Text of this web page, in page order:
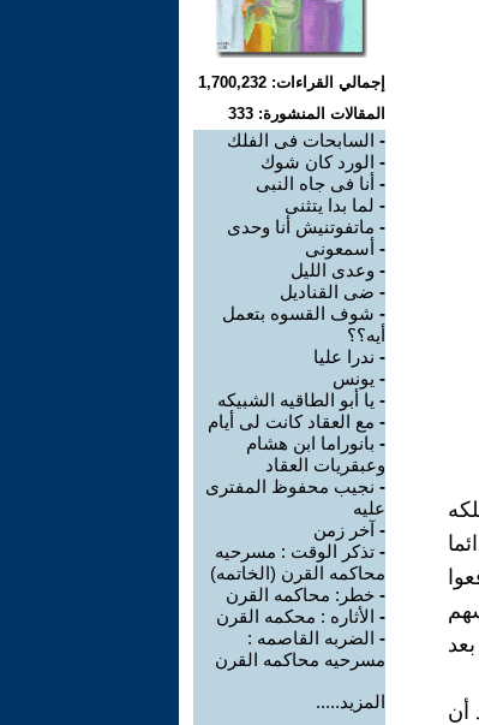
أن
إجمالي القراءات: 1,700,232
المقالات المنشورة: 333
- السابحات فى الفلك
- الورد كان شوك
- أنا فى جاه النبى
- لما بدا يتثنى
- ماتفوتنيش أنا وحدى
- أسمعونى
- وعدى الليل
- ضى القناديل
- شوف القسوه بتعمل
أيه؟؟
- ندرا عليا
- يونس
- يا أبو الطاقيه الشبيكه
- مع العقاد كانت لى أيام
- بانوراما ابن هشام
وعبقريات العقاد
- نجيب محفوظ المفترى
عليه
- آخر زمن
- تذكر الوقت : مسرحيه
محاكمه القرن (الخاتمه)
- خطر: محاكمه القرن
- الأثاره : محكمه القرن
- الضربه القاصمه :
مسرحيه محاكمه القرن
المزيد.....